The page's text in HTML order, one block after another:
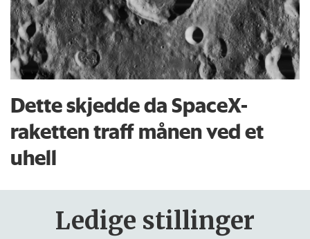
Dette skjedde da SpaceX-
raketten traff månen ved et
uhell
Ledige stillinger